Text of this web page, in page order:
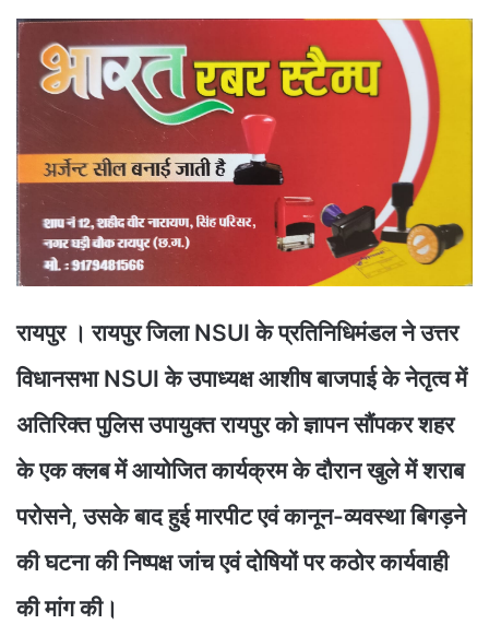
रायपुर । रायपुर जिला NSUI के प्रतिनिधिमंडल ने उत्तर
विधानसभा NSUI के उपाध्यक्ष आशीष बाजपाई के नेतृत्व में
अतिरिक्त पुलिस उपायुक्त रायपुर को ज्ञापन सौंपकर शहर
के एक क्लब में आयोजित कार्यक्रम के दौरान खुले में शराब
परोसने, उसके बाद हुई मारपीट एवं कानून-व्यवस्था बिगड़ने
की घटना की निष्पक्ष जांच एवं दोषियों पर कठोर कार्यवाही
की मांग की।